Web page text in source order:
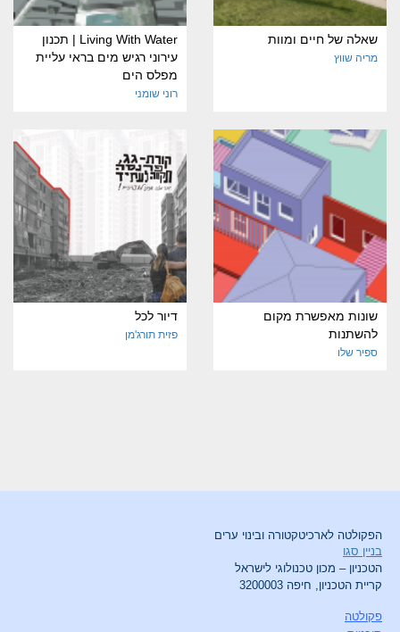
שאלה של חיים ומוות
מריה שווץ
Living With Water | תכנון
עירוני רגיש מים בראי עליית
מפלס הים
רוני שומני
שונות מאפשרת מקום
להשתנות
ספיר שלו
דיור לכל
פזית תורג'מן
הפקולטה לארכיטקטורה ובינוי ערים
בניין סגו
הטכניון – מכון טכנולוגי לישראל
קריית הטכניון, חיפה 3200003
פקולטה